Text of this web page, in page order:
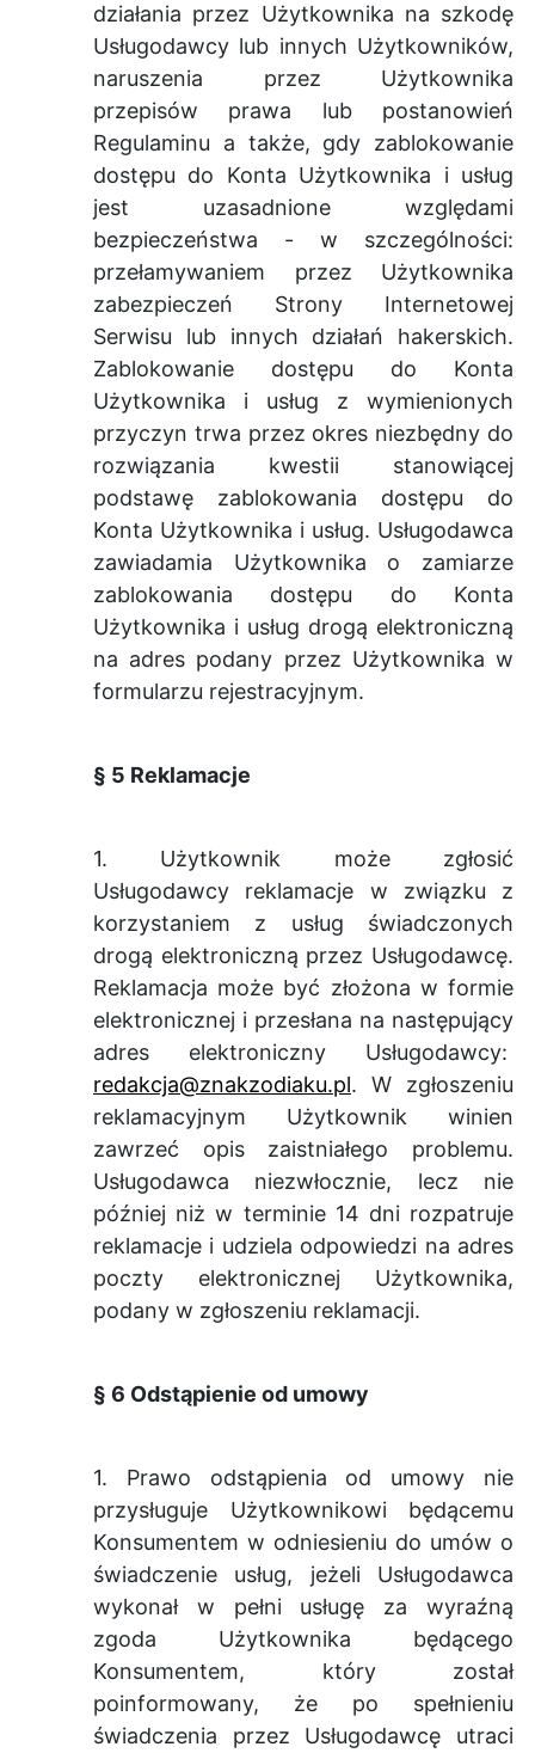
działania przez Użytkownika na szkodę
Usługodawcy lub innych Użytkowników,
naruszenia przez Użytkownika
przepisów prawa lub postanowień
Regulaminu a także, gdy zablokowanie
dostępu do Konta Użytkownika i usług
jest uzasadnione względami
bezpieczeństwa - w szczególności:
przełamywaniem przez Użytkownika
zabezpieczeń Strony Internetowej
Serwisu lub innych działań hakerskich.
Zablokowanie dostępu do Konta
Użytkownika i usług z wymienionych
przyczyn trwa przez okres niezbędny do
rozwiązania kwestii stanowiącej
podstawę zablokowania dostępu do
Konta Użytkownika i usług. Usługodawca
zawiadamia Użytkownika o zamiarze
zablokowania dostępu do Konta
Użytkownika i usług drogą elektroniczną
na adres podany przez Użytkownika w
formularzu rejestracyjnym.
§ 5 Reklamacje
1. Użytkownik może zgłosić
Usługodawcy reklamacje w związku z
korzystaniem z usług świadczonych
drogą elektroniczną przez Usługodawcę.
Reklamacja może być złożona w formie
elektronicznej i przesłana na następujący
adres elektroniczny Usługodawcy:
redakcja@znakzodiaku.pl. W zgłoszeniu
reklamacyjnym Użytkownik winien
zawrzeć opis zaistniałego problemu.
Usługodawca niezwłocznie, lecz nie
później niż w terminie 14 dni rozpatruje
reklamacje i udziela odpowiedzi na adres
poczty elektronicznej Użytkownika,
podany w zgłoszeniu reklamacji.
§ 6 Odstąpienie od umowy
1. Prawo odstąpienia od umowy nie
przysługuje Użytkownikowi będącemu
Konsumentem w odniesieniu do umów o
świadczenie usług, jeżeli Usługodawca
wykonał w pełni usługę za wyraźną
zgoda Użytkownika będącego
Konsumentem, który został
poinformowany, że po spełnieniu
świadczenia przez Usługodawcę utraci